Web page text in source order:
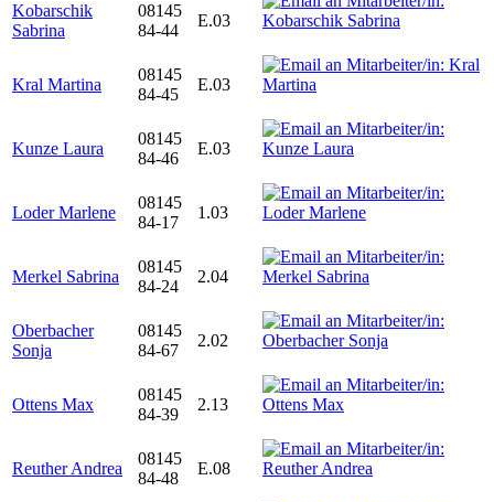
Kobarschik
Sabrina
08145
84-44
E.03
Kral Martina
08145
84-45
E.03
Kunze Laura
08145
84-46
E.03
Loder Marlene
08145
84-17
1.03
Merkel Sabrina
08145
84-24
2.04
Oberbacher
Sonja
08145
84-67
2.02
Ottens Max
08145
84-39
2.13
Reuther Andrea
08145
84-48
E.08